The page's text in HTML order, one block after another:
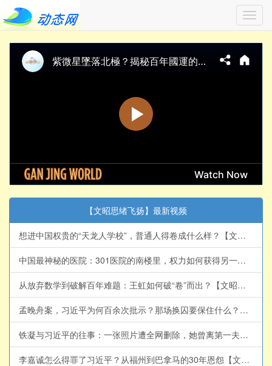
【文昭思绪飞扬】最新视频
想进中国权贵的“天龙人学校”，普通人得卷成什么样？【文昭思绪飞扬564】
中国最神秘的医院：301医院的南楼里，权力如何获得另一套生命规则？【文昭思绪飞扬563】
从放弃数学到破解百年难题：王虹如何破“卷”而出？【文昭思绪飞扬562】
孟晚舟案，习近平为何百余次批示？那场换囚要保住什么？【文昭思绪飞扬561】
铁凝与习近平的往事：一张照片遭全网删除，她曾离第一夫人只有一步？【文昭思绪飞扬560】
李嘉诚怎么得罪了习近平？从福州到巴拿马的30年恩怨【文昭思绪飞扬559】